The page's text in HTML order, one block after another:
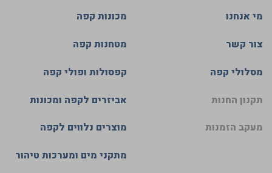
מי אנחנו
צור קשר
מסלולי קפה
תקנון החנות
מעקב הזמנות
מכונות קפה
מטחנות קפה
קפסולות ופולי קפה
אביזרים לקפה ומכונות
מוצרים נלווים לקפה
מתקני מים ומערכות טיהור